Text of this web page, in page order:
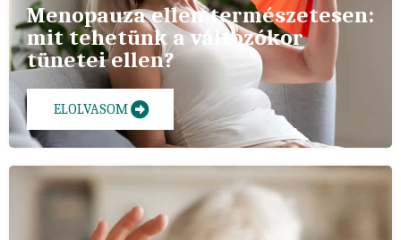
Menopauza ellen természetesen:
mit tehetünk a változókor
tünetei ellen?
ELOLVASOM